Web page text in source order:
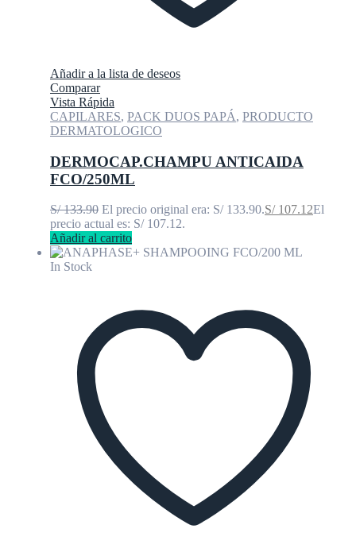
Añadir a la lista de deseos
Comparar
Vista Rápida
CAPILARES, PACK DUOS PAPÁ, PRODUCTO
DERMATOLOGICO
DERMOCAP.CHAMPU ANTICAIDA
FCO/250ML
S/133.90 El precio original era: S/ 133.90.S/107.12El
precio actual es: S/ 107.12.
Añadir al carrito
In Stock